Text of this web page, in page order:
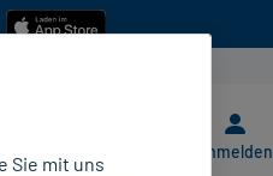
Anmelden
Sie mit uns